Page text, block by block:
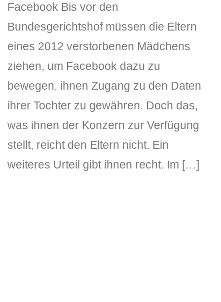
Facebook Bis vor den
Bundesgerichtshof müssen die Eltern
eines 2012 verstorbenen Mädchens
ziehen, um Facebook dazu zu
bewegen, ihnen Zugang zu den Daten
ihrer Tochter zu gewähren. Doch das,
was ihnen der Konzern zur Verfügung
stellt, reicht den Eltern nicht. Ein
weiteres Urteil gibt ihnen recht. Im […]